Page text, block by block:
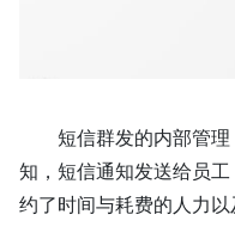
短信群发的内部管理
知， 短信通知发送给员
约了时间与耗费的人力以